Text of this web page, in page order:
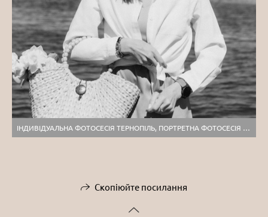
ІНДИВІДУАЛЬНА ФОТОСЕСІЯ ТЕРНОПІЛЬ, ПОРТРЕТНА ФОТОСЕСІЯ ТЕРНОПІЛЬ, ВУЛИЧНА ЗЙОМКА ЛЬВІВ, ФОТОГРАФ ТЕРНОПІЛЬ
Скопіюйте посилання